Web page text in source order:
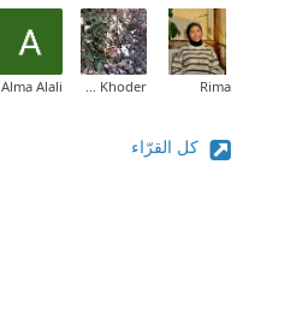
Rima
Hamida Khoder
Alma Alali
كل القرّاء